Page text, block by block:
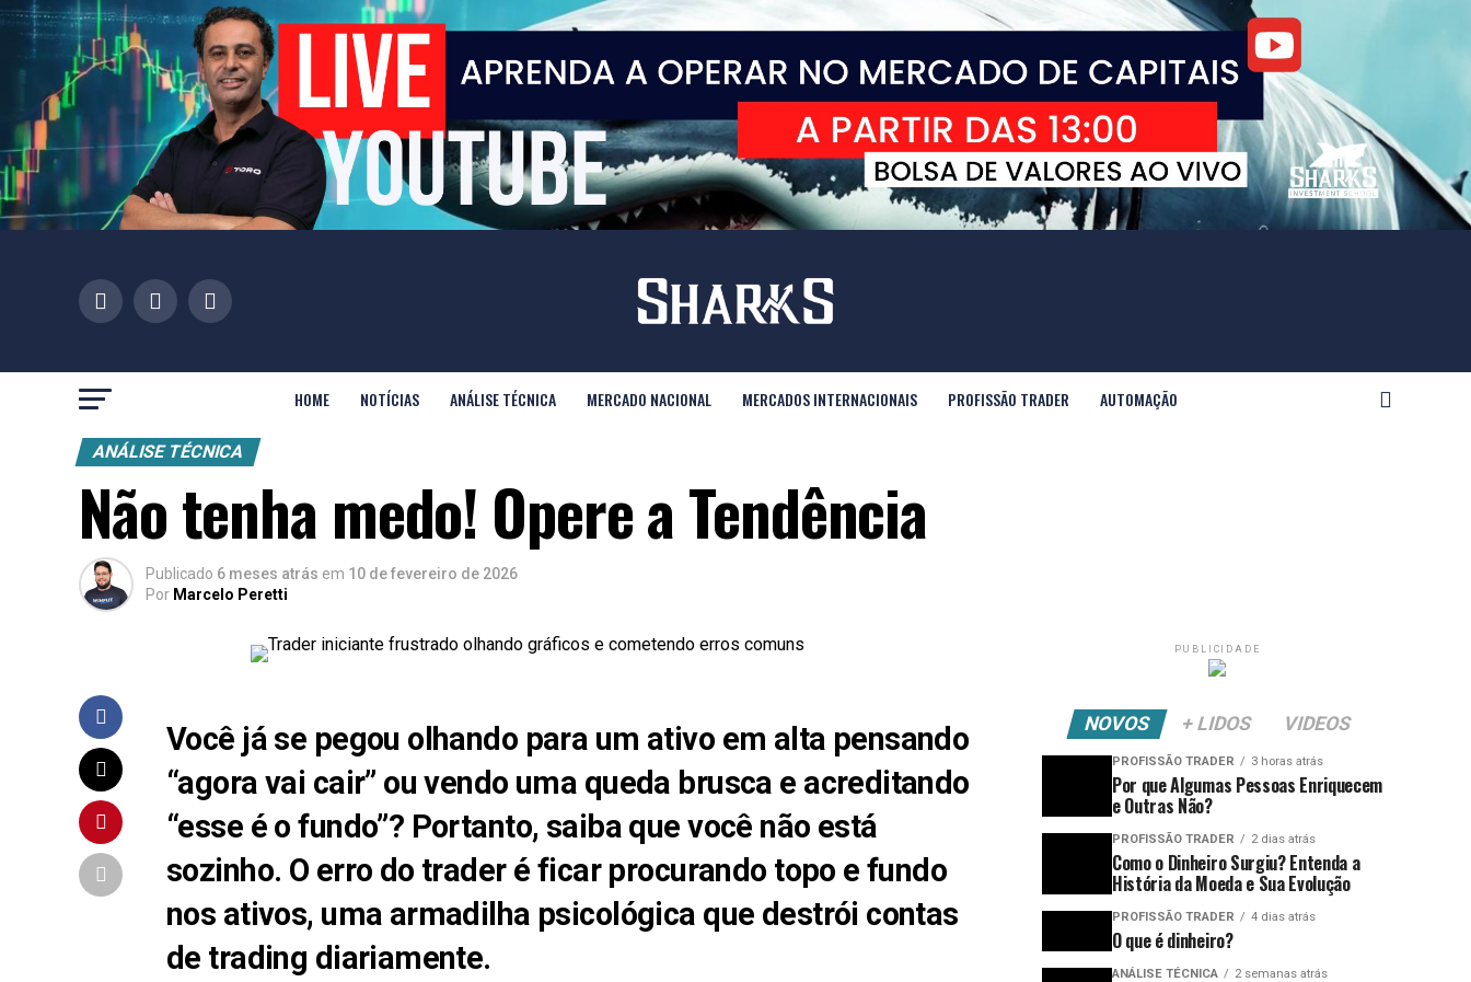
HOME NOTÍCIAS ANÁLISE TÉCNICA MERCADO NACIONAL MERCADOS INTERNACIONAIS PROFISSÃO TRADER AUTOMAÇÃO
ANÁLISE TÉCNICA
Não tenha medo! Opere a Tendência
Publicado 6 meses atrás em 10 de fevereiro de 2026
Por Marcelo Peretti
Você já se pegou olhando para um ativo em alta pensando
“agora vai cair” ou vendo uma queda brusca e acreditando
“esse é o fundo”? Portanto, saiba que você não está
sozinho. O erro do trader é ficar procurando topo e fundo
nos ativos, uma armadilha psicológica que destrói contas
de trading diariamente.
PUBLICIDADE
NOVOS + LIDOS VIDEOS
PROFISSÃO TRADER 3 horas atrás
Por que Algumas Pessoas Enriquecem
e Outras Não?
PROFISSÃO TRADER 2 dias atrás
Como o Dinheiro Surgiu? Entenda a
História da Moeda e Sua Evolução
PROFISSÃO TRADER 4 dias atrás
O que é dinheiro?
ANÁLISE TÉCNICA 2 semanas atrás